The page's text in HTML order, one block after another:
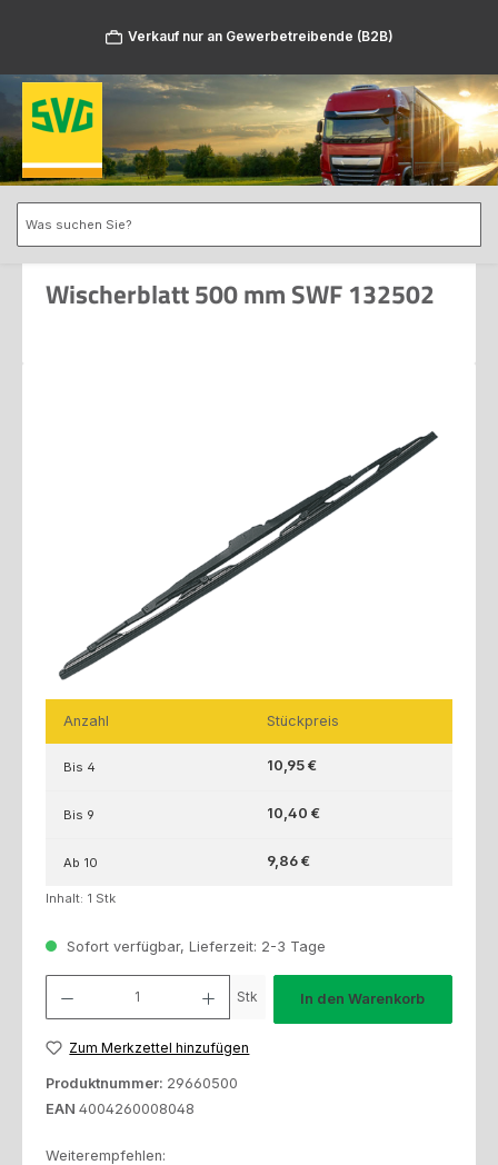
Verkauf nur an Gewerbetreibende (B2B)
Wischerblatt 500 mm SWF 132502
Anzahl Stückpreis
Bis 4 10,95 €
Bis 9 10,40 €
Ab 10 9,86 €
Inhalt: 1 Stk
Sofort verfügbar, Lieferzeit: 2-3 Tage
Stk In den Warenkorb
Zum Merkzettel hinzufügen
Produktnummer: 29660500
EAN 4004260008048
Weiterempfehlen: